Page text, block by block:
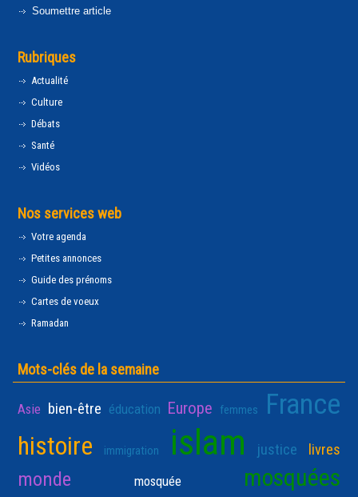
Soumettre article
Rubriques
Actualité
Culture
Débats
Santé
Vidéos
Nos services web
Votre agenda
Petites annonces
Guide des prénoms
Cartes de voeux
Ramadan
Mots-clés de la semaine
Asie bien-être éducation Europe femmes France
histoire immigration islam justice livres
monde mosquée mosquées